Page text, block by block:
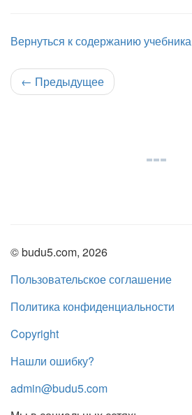
Вернуться к содержанию учебника
← Предыдущее
© budu5.com, 2026
Пользовательское соглашение
Политика конфиденциальности
Copyright
Нашли ошибку?
admin@budu5.com